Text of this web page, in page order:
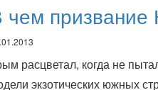
чем
расцветал, когда не
экзотических южных